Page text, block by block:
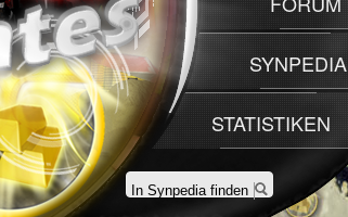
SYNPEDIA
STATISTIKEN